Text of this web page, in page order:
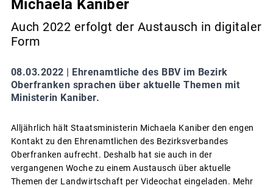
Michaela Kaniber
Auch 2022 erfolgt der Austausch in digitaler
Form
08.03.2022 | Ehrenamtliche des BBV im Bezirk
Oberfranken sprachen über aktuelle Themen mit
Ministerin Kaniber.
Alljährlich hält Staatsministerin Michaela Kaniber den engen
Kontakt zu den Ehrenamtlichen des Bezirksverbandes
Oberfranken aufrecht. Deshalb hat sie auch in der
vergangenen Woche zu einem Austausch über aktuelle
Themen der Landwirtschaft per Videochat eingeladen. Mehr